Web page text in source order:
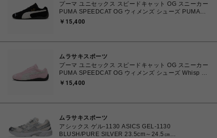
プーマ ユニセックス スピードキャット OG スニーカー
PUMA SPEEDCAT OG ウィメンズ シューズ PUMA
Black-PUMA White 23.0cm～25.0cm 398846_01
￥15,400
ムラサキスポーツ
プーマ ユニセックス スピードキャット OG スニーカー
PUMA SPEEDCAT OG ウィメンズ シューズ Whisp Of
Pink-PUMA White 23.0cm～25.0cm 398846_04
￥15,400
ムラサキスポーツ
アシックス ゲル-1130 ASICS GEL-1130
BLUSH/PURE SILVER 23.5cm～24.5㎝